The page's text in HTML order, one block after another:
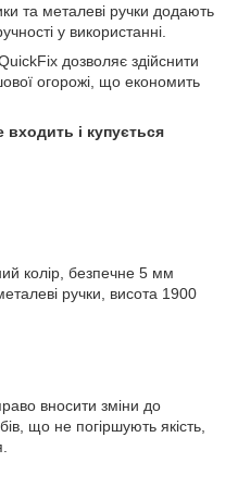
та металеві ручки додають
у використанні.
дозволяє здійснити
огорожі, що економить
входить і купується
колір, безпечне 5 мм
ручки, висота 1900
вносити зміни до
що не погіршують якість,